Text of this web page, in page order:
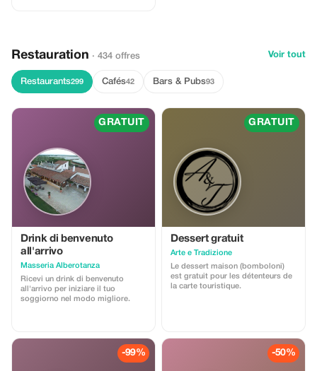
Restauration · 434 offres Voir tout
Restaurants299 Cafés42 Bars & Pubs93
GRATUIT
Drink di benvenuto
all'arrivo
Masseria Alberotanza
Ricevi un drink di benvenuto
all'arrivo per iniziare il tuo
soggiorno nel modo migliore.
GRATUIT
Dessert gratuit
Arte e Tradizione
Le dessert maison (bomboloni)
est gratuit pour les détenteurs de
la carte touristique.
-99% -50%